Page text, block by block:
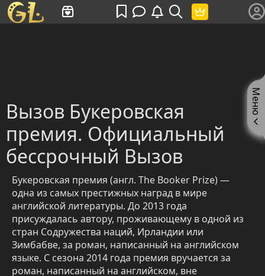
Вызов Букеровская
премия. Официальный
бессрочный Вызов
Букеровская премия (англ. The Booker Prize) —
одна из самых престижных наград в мире
английской литературы. До 2013 года
присуждалась автору, проживающему в одной из
стран Содружества наций, Ирландии или
Зимбабве, за роман, написанный на английском
языке. С сезона 2014 года премия вручается за
роман, написанный на английском, вне
Меню